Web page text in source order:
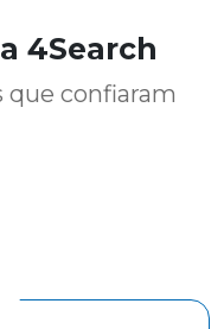
4Search
que confiaram